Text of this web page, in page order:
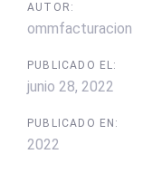
AUTOR:
ommfacturacion
PUBLICADO EL:
junio 28, 2022
PUBLICADO EN:
2022